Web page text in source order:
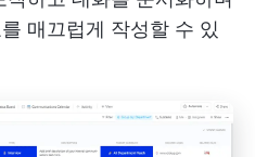
매끄럽게 작성할 수 있